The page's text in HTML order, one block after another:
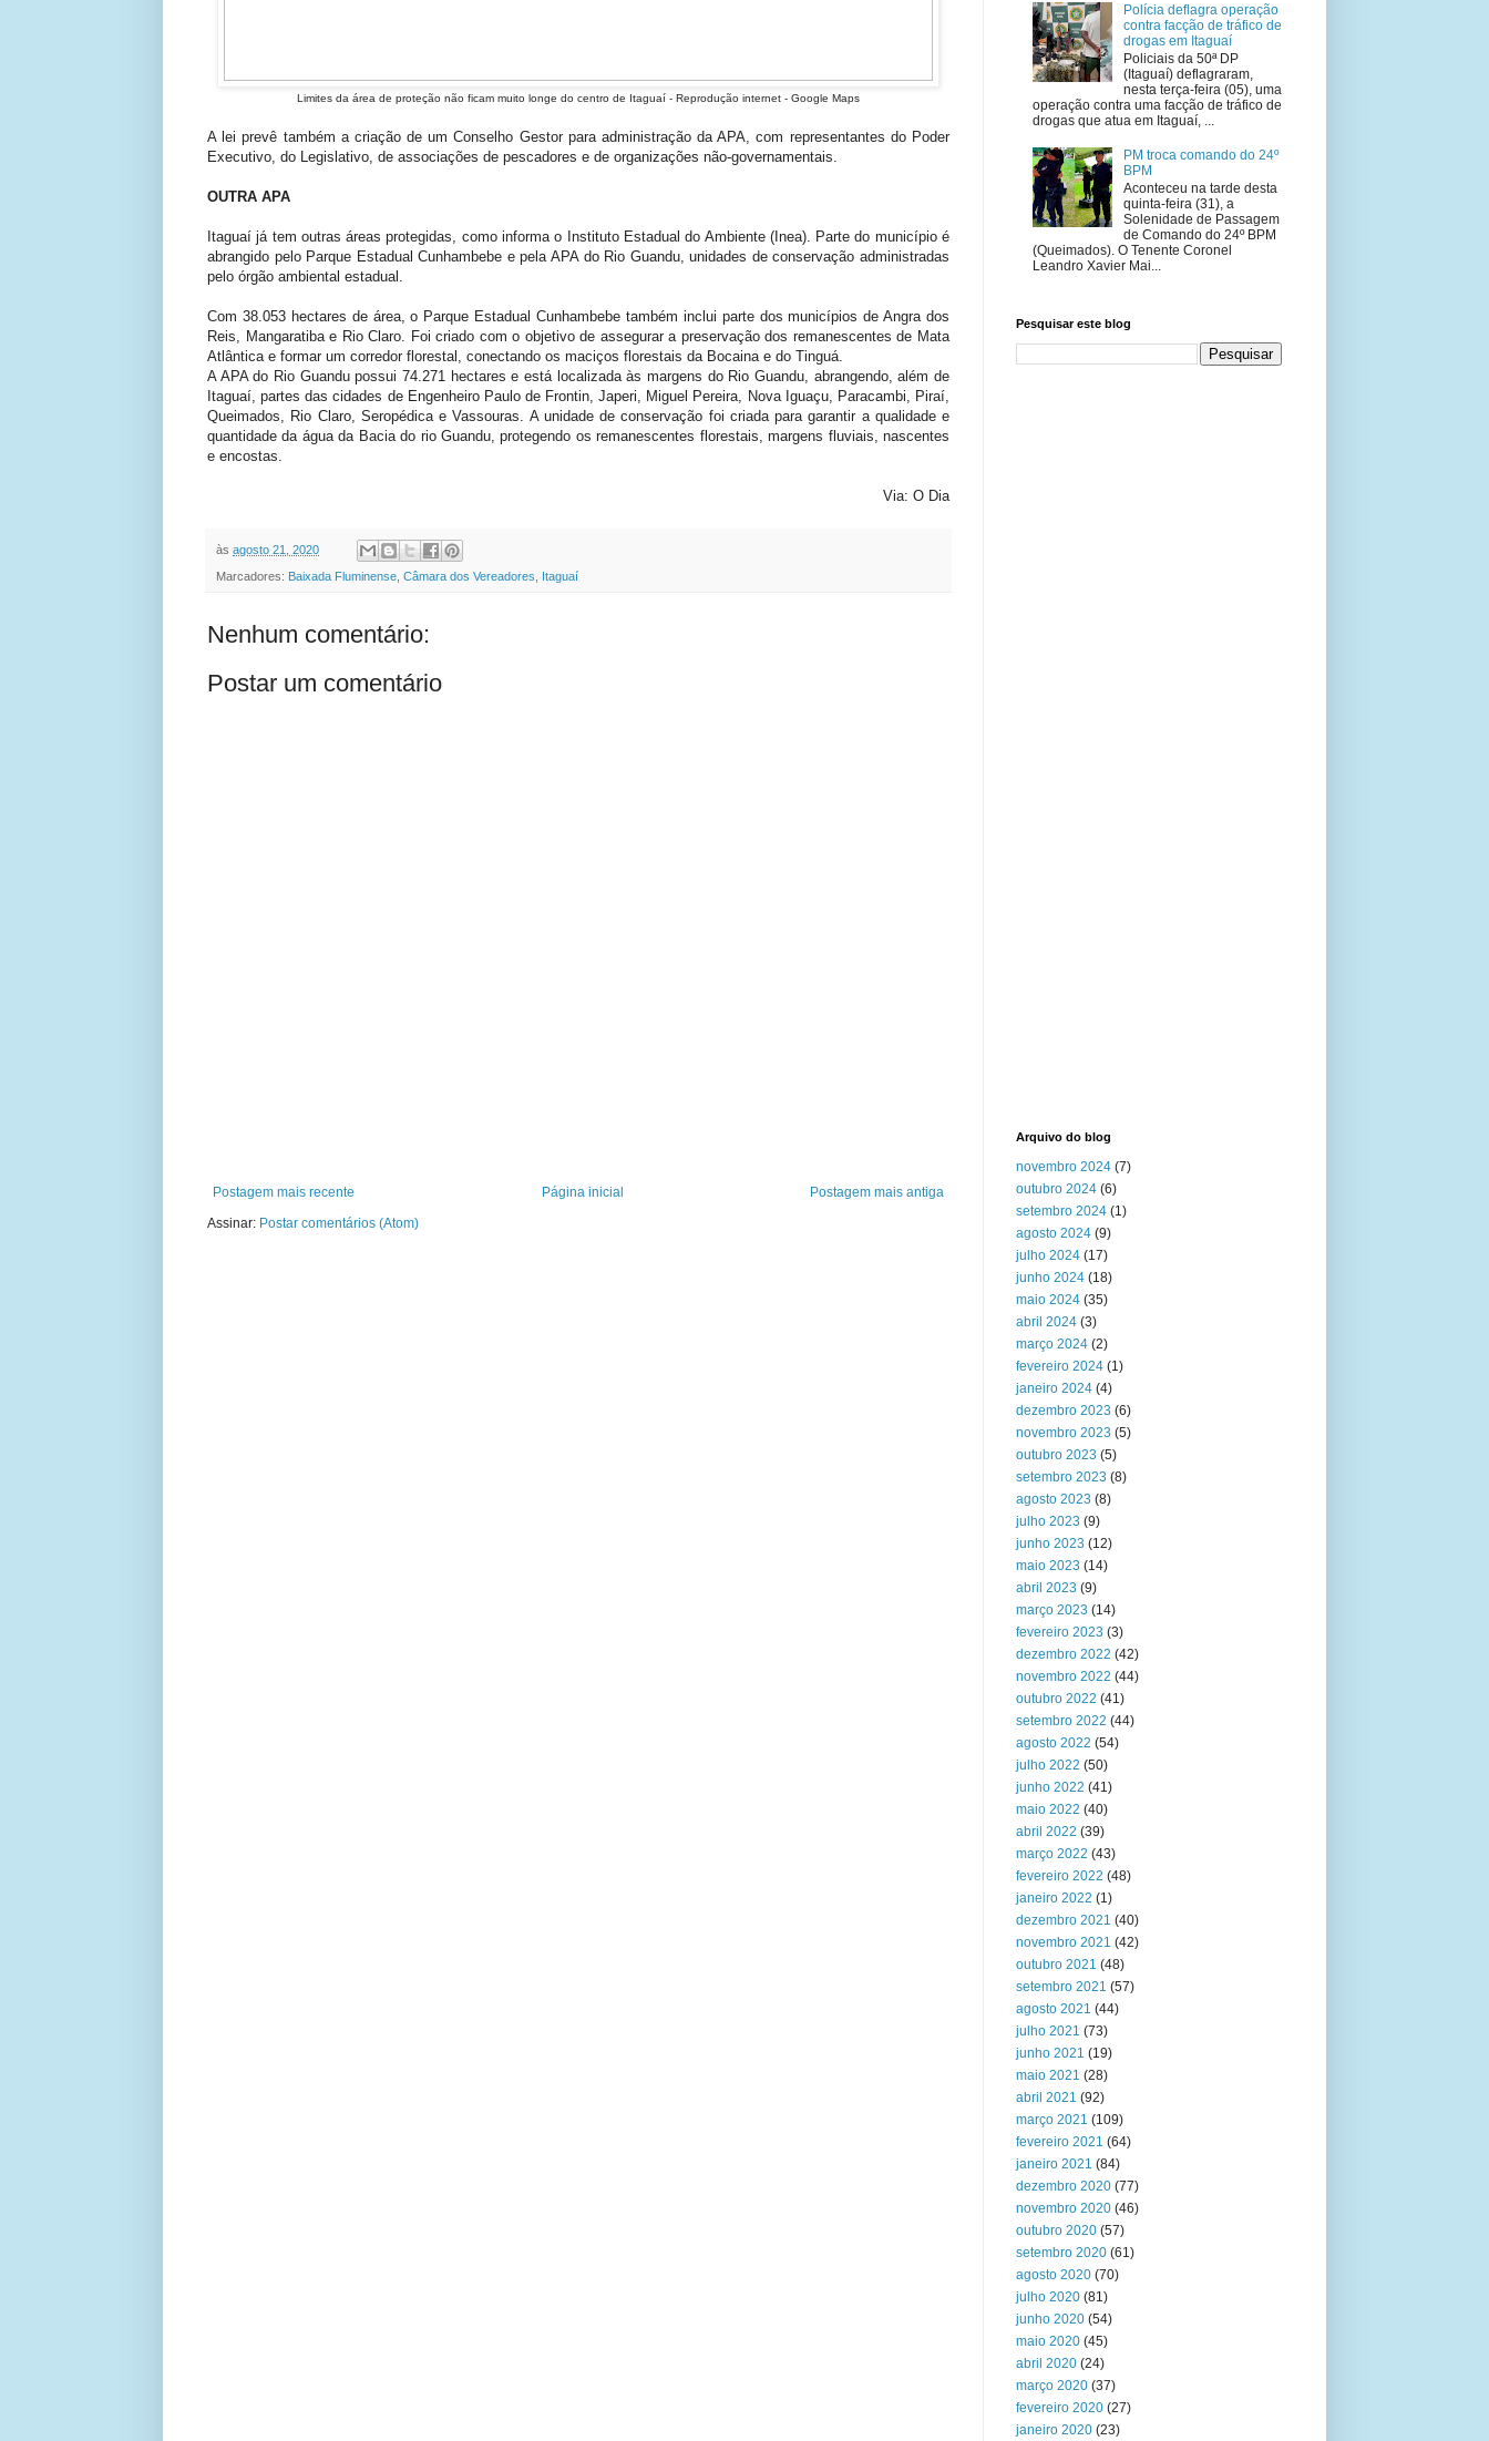
Limites da área de proteção não ficam muito longe do centro de Itaguaí - Reprodução internet - Google Maps
A lei prevê também a criação de um Conselho Gestor para administração da APA, com representantes do Poder
Executivo, do Legislativo, de associações de pescadores e de organizações não-governamentais.
OUTRA APA
Itaguaí já tem outras áreas protegidas, como informa o Instituto Estadual do Ambiente (Inea). Parte do município é
abrangido pelo Parque Estadual Cunhambebe e pela APA do Rio Guandu, unidades de conservação administradas
pelo órgão ambiental estadual.
Com 38.053 hectares de área, o Parque Estadual Cunhambebe também inclui parte dos municípios de Angra dos
Reis, Mangaratiba e Rio Claro. Foi criado com o objetivo de assegurar a preservação dos remanescentes de Mata
Atlântica e formar um corredor florestal, conectando os maciços florestais da Bocaina e do Tinguá.
A APA do Rio Guandu possui 74.271 hectares e está localizada às margens do Rio Guandu, abrangendo, além de
Itaguaí, partes das cidades de Engenheiro Paulo de Frontin, Japeri, Miguel Pereira, Nova Iguaçu, Paracambi, Piraí,
Queimados, Rio Claro, Seropédica e Vassouras. A unidade de conservação foi criada para garantir a qualidade e
quantidade da água da Bacia do rio Guandu, protegendo os remanescentes florestais, margens fluviais, nascentes
e encostas.
Via: O Dia
às agosto 21, 2020
Marcadores: Baixada Fluminense Câmara dos Vereadores Itaguaí
Nenhum comentário:
Postar um comentário
Postagem mais recente Postagem mais antiga
Página inicial
Assinar: Postar comentários (Atom)
Polícia deflagra operação
contra facção de tráfico de
drogas em Itaguaí
Policiais da 50ª DP
(Itaguaí) deflagraram,
nesta terça-feira (05), uma
operação contra uma facção de tráfico de
drogas que atua em Itaguaí, ...
PM troca comando do 24º
BPM
Aconteceu na tarde desta
quinta-feira (31), a
Solenidade de Passagem
de Comando do 24º BPM
(Queimados). O Tenente Coronel
Leandro Xavier Mai...
Pesquisar este blog
Arquivo do blog
novembro 2024 (7)
outubro 2024 (6)
setembro 2024 (1)
agosto 2024 (9)
julho 2024 (17)
junho 2024 (18)
maio 2024 (35)
abril 2024 (3)
março 2024 (2)
fevereiro 2024 (1)
janeiro 2024 (4)
dezembro 2023 (6)
novembro 2023 (5)
outubro 2023 (5)
setembro 2023 (8)
agosto 2023 (8)
julho 2023 (9)
junho 2023 (12)
maio 2023 (14)
abril 2023 (9)
março 2023 (14)
fevereiro 2023 (3)
dezembro 2022 (42)
novembro 2022 (44)
outubro 2022 (41)
setembro 2022 (44)
agosto 2022 (54)
julho 2022 (50)
junho 2022 (41)
maio 2022 (40)
abril 2022 (39)
março 2022 (43)
fevereiro 2022 (48)
janeiro 2022 (1)
dezembro 2021 (40)
novembro 2021 (42)
outubro 2021 (48)
setembro 2021 (57)
agosto 2021 (44)
julho 2021 (73)
junho 2021 (19)
maio 2021 (28)
abril 2021 (92)
março 2021 (109)
fevereiro 2021 (64)
janeiro 2021 (84)
dezembro 2020 (77)
novembro 2020 (46)
outubro 2020 (57)
setembro 2020 (61)
agosto 2020 (70)
julho 2020 (81)
junho 2020 (54)
maio 2020 (45)
abril 2020 (24)
março 2020 (37)
fevereiro 2020 (27)
janeiro 2020 (23)